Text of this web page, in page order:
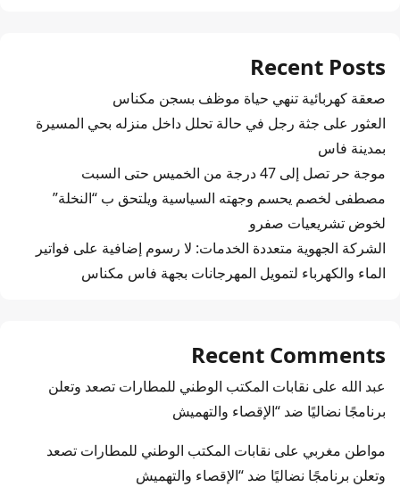
Recent Posts
صعقة كهربائية تنهي حياة موظف بسجن مكناس
العثور على جثة رجل في حالة تحلل داخل منزله بحي المسيرة
بمدينة فاس
موجة حر تصل إلى 47 درجة من الخميس حتى السبت
مصطفى لخصم يحسم وجهته السياسية ويلتحق ب “النخلة”
لخوض تشريعيات صفرو
الشركة الجهوية متعددة الخدمات: لا رسوم إضافية على فواتير
الماء والكهرباء لتمويل المهرجانات بجهة فاس مكناس
Recent Comments
عبد الله على نقابات المكتب الوطني للمطارات تصعد وتعلن
برنامجًا نضاليًا ضد “الإقصاء والتهميش
مواطن مغربي على نقابات المكتب الوطني للمطارات تصعد
وتعلن برنامجًا نضاليًا ضد “الإقصاء والتهميش